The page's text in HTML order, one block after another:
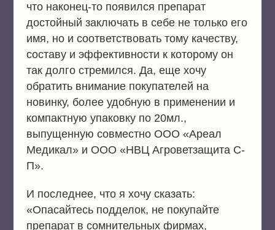
что наконец-то появился препарат
достойный заключать в себе не только его
имя, но и соответствовать тому качеству,
составу и эффективности к которому он
так долго стремился. Да, еще хочу
обратить внимание покупателей на
новинку, более удобную в применении и
компактную упаковку по 20мл.,
выпущенную совместно ООО «Ареал
Медикал» и ООО «НВЦ Агроветзащита С-
П».
И последнее, что я хочу сказать:
«Опасайтесь подделок, не покупайте
препарат в сомнительных фирмах,